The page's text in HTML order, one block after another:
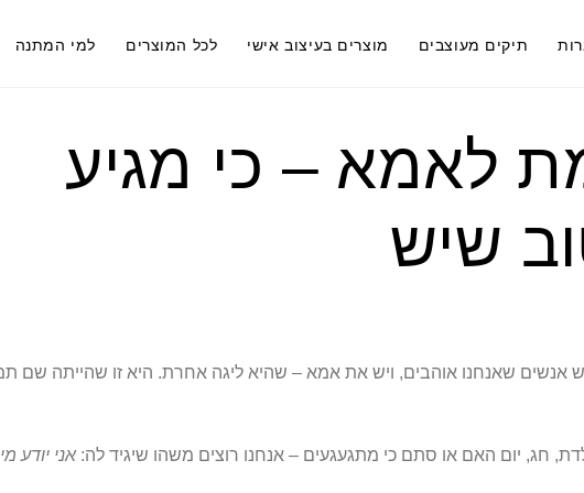
תיקים מעוצבים מוצרים בעיצוב אישי לכל המוצרים למי המתנה
לאמא – כי מגיע
שיש
אנשים שאנחנו אוהבים, ויש את אמא – שהיא ליגה אחרת. היא זו שהייתה שם
חג, יום האם או סתם כי מתגעגעים – אנחנו רוצים משהו שיגיד לה: אני יודע